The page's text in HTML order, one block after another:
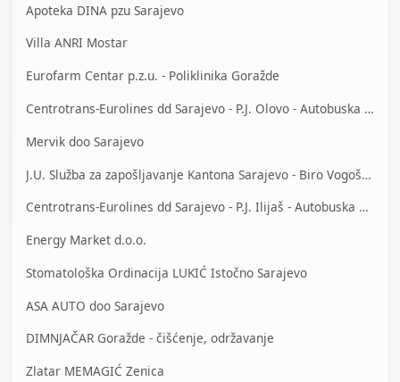
Apoteka DINA pzu Sarajevo
Villa ANRI Mostar
Eurofarm Centar p.z.u. - Poliklinika Goražde
Centrotrans-Eurolines dd Sarajevo - P.J. Olovo - Autobuska stanica
Mervik doo Sarajevo
J.U. Služba za zapošljavanje Kantona Sarajevo - Biro Vogošća
Centrotrans-Eurolines dd Sarajevo - P.J. Ilijaš - Autobuska stanica
Energy Market d.o.o.
Stomatološka Ordinacija LUKIĆ Istočno Sarajevo
ASA AUTO doo Sarajevo
DIMNJAČAR Goražde - čišćenje, održavanje
Zlatar MEMAGIĆ Zenica